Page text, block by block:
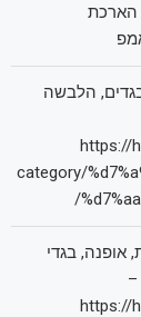
הארכת
בגדים, הלבשה
https://
category/
אופנה, בגדי
–
https://